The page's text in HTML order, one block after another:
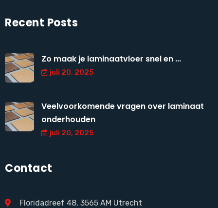
Recent Posts
Zo maak je laminaatvloer snel en ...
juli 20, 2025
Veelvoorkomende vragen over laminaat
onderhouden
juli 20, 2025
Contact
Floridadreef 48, 3565 AM Utrecht